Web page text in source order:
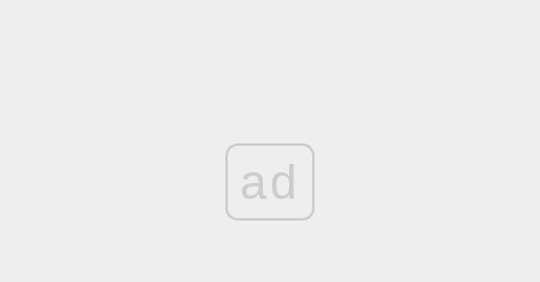
ad